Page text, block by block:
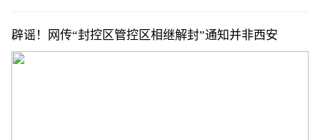
辟谣！网传“封控区管控区相继解封”通知并非西安